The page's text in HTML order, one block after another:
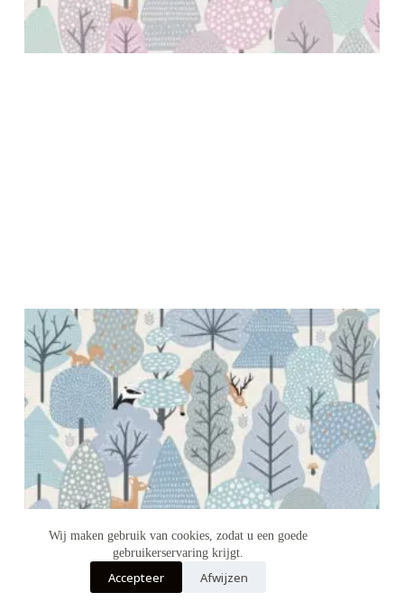
Wij maken gebruik van cookies, zodat u een goede
gebruikerservaring krijgt.
Accepteer Afwijzen